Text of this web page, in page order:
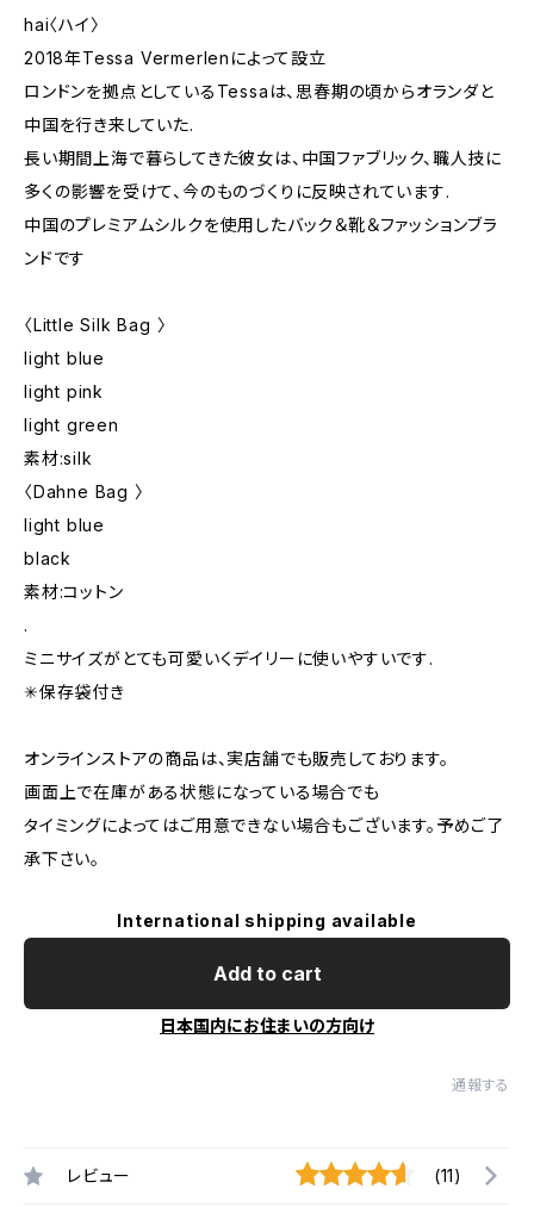
hai〈ハイ〉
2018年Tessa Vermerlenによって設立
ロンドンを拠点としているTessaは、思春期の頃からオランダと
中国を行き来していた.
長い期間上海で暮らしてきた彼女は、中国ファブリック、職人技に
多くの影響を受けて、今のものづくりに反映されています.
中国のプレミアムシルクを使用したバック＆靴＆ファッションブラ
ンドです
〈Little Silk Bag 〉
light blue
light pink
light green
素材:silk
〈Dahne Bag 〉
light blue
black
素材:コットン
.
ミニサイズがとても可愛いくデイリーに使いやすいです.
✳︎保存袋付き
オンラインストアの商品は、実店舗でも販売しております。
画面上で在庫がある状態になっている場合でも
タイミングによってはご用意できない場合もございます。予めご了
承下さい。
International shipping available
Add to cart
日本国内にお住まいの方向け
通報する
レビュー (11)